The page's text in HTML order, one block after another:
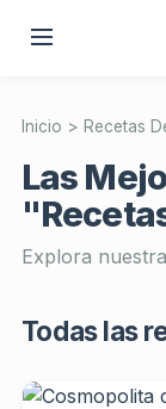
Inicio > Recetas
Las
Explora
Todas las